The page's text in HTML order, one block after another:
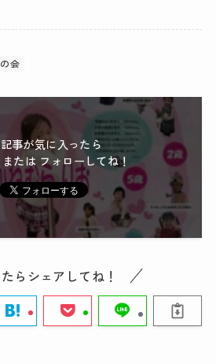
会
事が気に入ったら
たは フォローしてね！
らシェアしてね！